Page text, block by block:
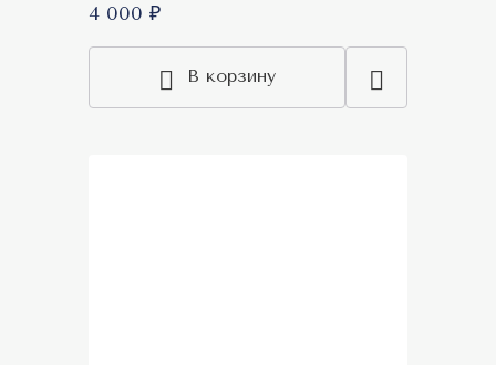
4 000 ₽
В корзину